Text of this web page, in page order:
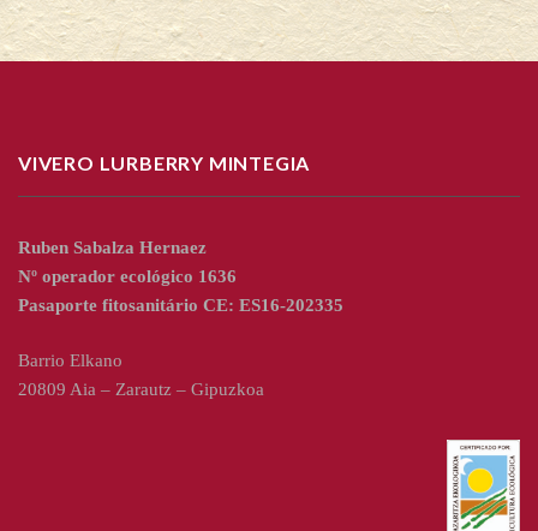
VIVERO LURBERRY MINTEGIA
Ruben Sabalza Hernaez
Nº operador ecológico 1636
Pasaporte fitosanitário CE: ES16-202335
Barrio Elkano
20809 Aia – Zarautz – Gipuzkoa